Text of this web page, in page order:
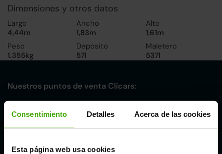
Consentimiento Detalles Acerca de las cookies
Esta página web usa cookies
Dimensiones y otros datos
Largo
4,44m
Ancho
1,83m
Alto
1,61m
Peso
1.355kg
Depósito
57l
Maletero
537l
Nuestros puntos de venta Clicars: